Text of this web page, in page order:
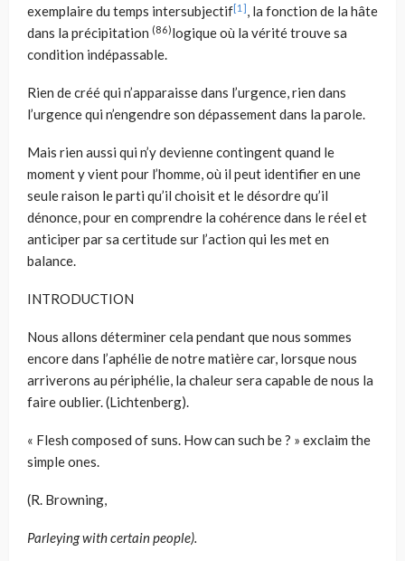
exemplaire du temps intersubjectif[1], la fonction de la hâte
dans la précipitation (86)logique où la vérité trouve sa
condition indépassable.
Rien de créé qui n’apparaisse dans l’urgence, rien dans
l’urgence qui n’engendre son dépassement dans la parole.
Mais rien aussi qui n’y devienne contingent quand le
moment y vient pour l’homme, où il peut identifier en une
seule raison le parti qu’il choisit et le désordre qu’il
dénonce, pour en comprendre la cohérence dans le réel et
anticiper par sa certitude sur l’action qui les met en
balance.
INTRODUCTION
Nous allons déterminer cela pendant que nous sommes
encore dans l’aphélie de notre matière car, lorsque nous
arriverons au périphélie, la chaleur sera capable de nous la
faire oublier. (Lichtenberg).
« Flesh composed of suns. How can such be ? » exclaim the
simple ones.
(R. Browning,
Parleying with certain people).